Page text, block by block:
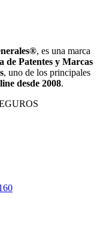
, es una marca
de Patentes y Marcas
, uno de los principales
desde 2008.